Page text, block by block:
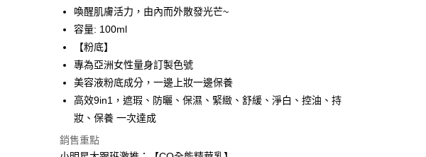
悠遊付
ATM付款
運送方式
全家取貨付款
每筆NT$85，滿NT$499(含以上)免運費
喚醒肌膚活力，由內而外散發光芒~
容量: 100ml
【粉底】
專為亞洲女性量身訂製色號
美容液粉底成分，一邊上妝一邊保養
高效9in1，遮瑕、防曬、保濕、緊緻、舒緩、淨白、控油、持
妝、保養 一次達成
銷售重點